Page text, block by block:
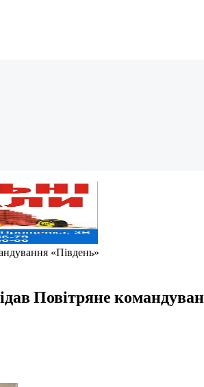
«Південь»
Повітряне